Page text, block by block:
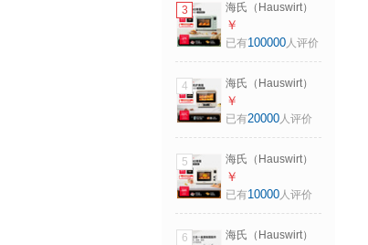
单拍不发货 1元-拍
前联系客服
3
海氏（Hauswirt）
C40三代电烤箱家
用专业烘焙搪瓷内
色均匀七夕礼物 湖
水绿 40L
￥
已有100000人评价
4
海氏（Hauswirt）
【升级款】i7 Pro风
炉烤箱Max双腔家
发酵多功能一体机
七夕礼物 i7Pro双层
同烤 40L
￥
已有20000人评价
5
海氏（Hauswirt）
C40四代电烤箱家
用专业烘焙多功能
四面搪瓷内胆七夕
￥
已有10000人评价
6
海氏（Hauswirt）